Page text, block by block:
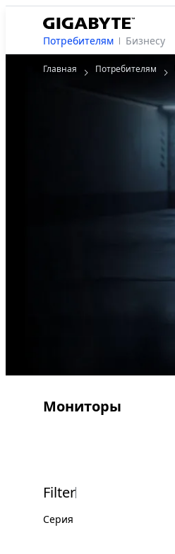
Потребителям Бизнесу
Главная Потребителям
Мониторы
Filter
Серия